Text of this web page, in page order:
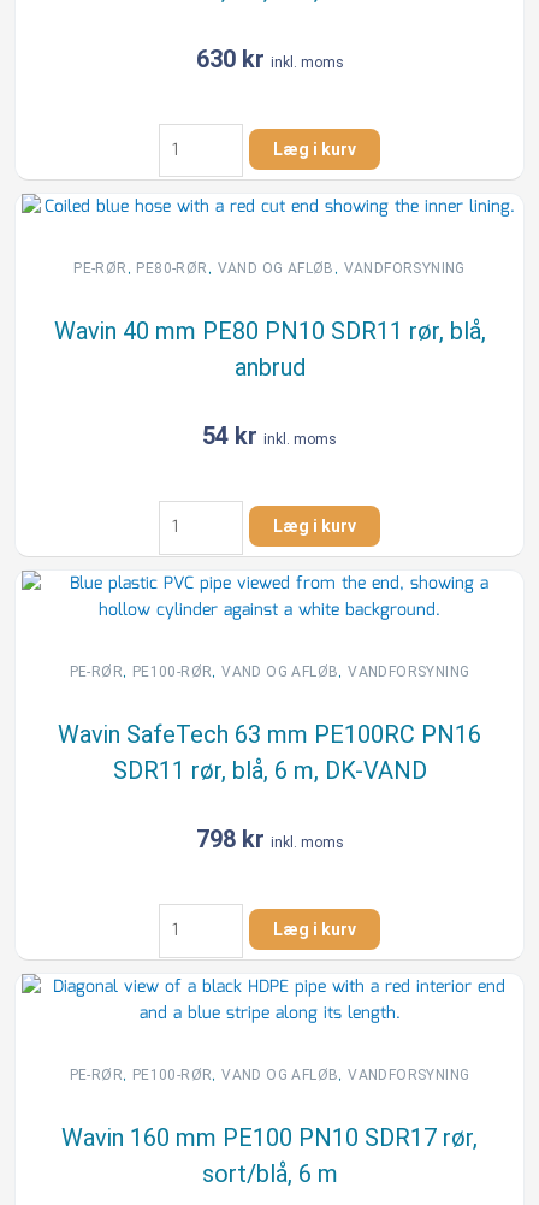
VAND630 kr inkl. moms
Wavin
SafeTech
75
mm
PN10
blå,
Læg i kurv
PE-RØR , PE80-RØR , VAND OG AFLØB , VANDFORSYNING
Wavin 40 mm PE80 PN10 SDR11 rør, blå,
anbrud
54 kr inkl. moms
Wavin
40
mm
PE80
PN10
rør,
anbrud
antal
Læg i kurv
PE-RØR, PE100-RØR,VAND OG AFLØB,VANDFORSYNING
Wavin SafeTech 63 mm PE100RC PN16
SDR11 rør, blå, 6 m, DK-VAND
798 kr inkl. moms
Wavin
SafeTech
63
mm
PE100RC
SDR11
blå,
6
Læg i kurv
PE-RØR, PE100-RØR,VAND OG AFLØB,VANDFORSYNING
Wavin 160 mm PE100 PN10 SDR17 rør,
sort/blå, 6 m